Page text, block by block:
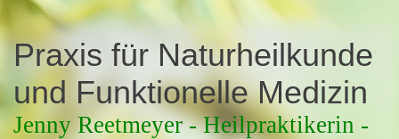
Praxis für Naturheilkunde
und Funktionelle Medizin
Jenny Reetmeyer -Heilpraktikerin -